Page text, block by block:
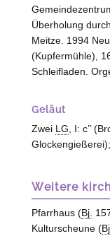
Überholung
Meitze. 1994
(Kupfermühle),
Schleifladen.
Geläut
Zwei LG, I: c’’
Glockengießerei);
Weitere
Pfarrhaus (Bj.
Kulturscheune (Bj.